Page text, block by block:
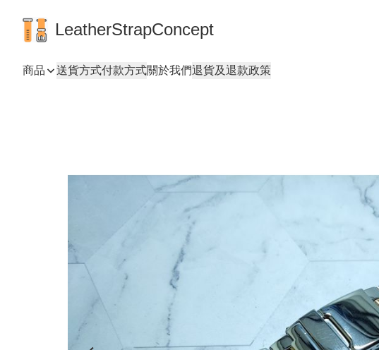
LeatherStrapConcept
商品 送貨方式付款方式關於我們退貨及退款政策